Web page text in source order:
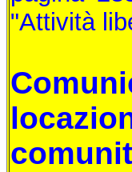
"Attività